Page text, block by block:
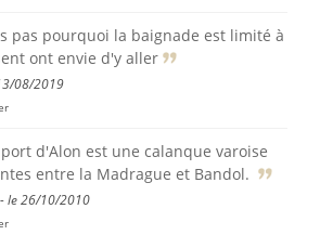
pas pourquoi la baignade est limité à
ont envie d'y aller
08/2019
d'Alon est une calanque varoise
entre la Madrague et Bandol.
le 26/10/2010